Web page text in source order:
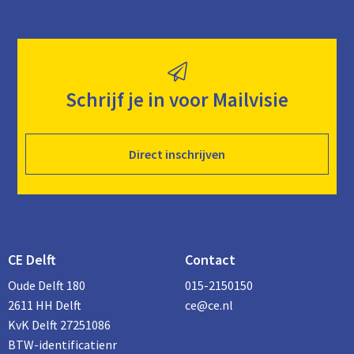
Schrijf je in voor Mailvisie
Direct inschrijven
CE Delft
Oude Delft 180
2611 HH Delft
KvK Delft 27251086
BTW-identificatienr
Contact
015-2150150
ce@ce.nl